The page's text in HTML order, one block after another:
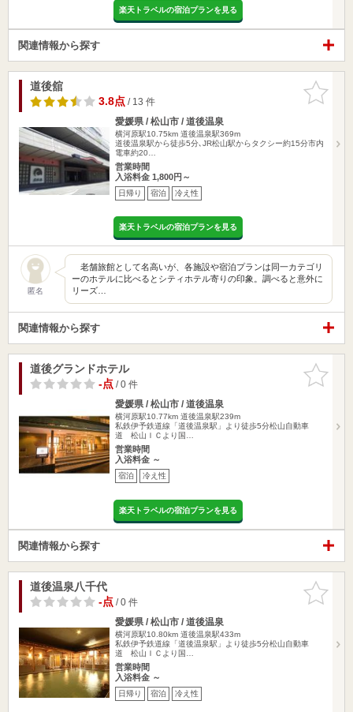
楽天トラベルの宿泊プランを見る
関連情報から探す
お気に入
りに追加
道後舘
3.8点/ 13 件
愛媛県 / 松山市 / 道後温泉
横河原駅10.75km 道後温泉駅369m
道後温泉駅から徒歩5分､JR松山駅からタクシー約15分市内
電車約20…
営業時間
入浴料金 1,800円～
日帰り 宿泊 冷え性
楽天トラベルの宿泊プランを見る
匿名
老舗旅館として名高いが、各施設や宿泊プランは同一カテゴリ
ーのホテルに比べるとシティホテル寄りの印象。調べると意外に
リーズ…
関連情報から探す
お気に入
りに追加
道後グランドホテル
-点/ 0 件
愛媛県 / 松山市 / 道後温泉
横河原駅10.77km 道後温泉駅239m
私鉄伊予鉄道線「道後温泉駅」より徒歩5分松山自動車
道 松山ＩＣより国…
営業時間
入浴料金 ～
宿泊 冷え性
楽天トラベルの宿泊プランを見る
関連情報から探す
お気に入
りに追加
道後温泉八千代
-点/ 0 件
愛媛県 / 松山市 / 道後温泉
横河原駅10.80km 道後温泉駅433m
私鉄伊予鉄道線「道後温泉駅」より徒歩5分松山自動車
道 松山ＩＣより国…
営業時間
入浴料金 ～
日帰り 宿泊 冷え性